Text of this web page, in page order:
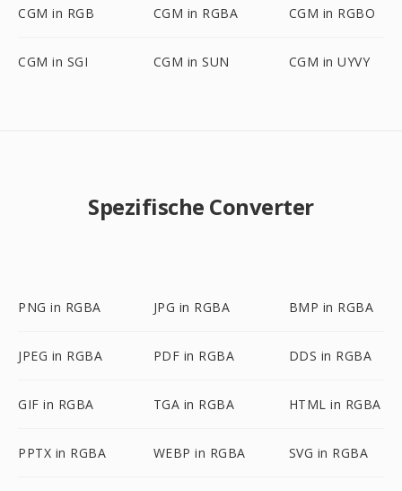
CGM in RGB CGM in RGBA CGM in RGBO
CGM in SGI CGM in SUN CGM in UYVY
Spezifische Converter
PNG in RGBA JPG in RGBA BMP in RGBA
JPEG in RGBA PDF in RGBA DDS in RGBA
GIF in RGBA TGA in RGBA HTML in RGBA
PPTX in RGBA WEBP in RGBA SVG in RGBA